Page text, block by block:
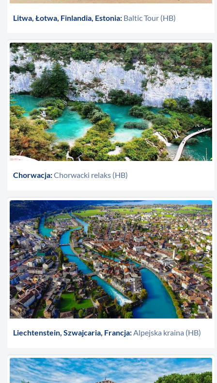
Litwa, Łotwa, Finlandia, Estonia: Baltic Tour (HB)
Chorwacja:Chorwacki relaks (HB)
Liechtenstein, Szwajcaria, Francja:Alpejska kraina (HB)